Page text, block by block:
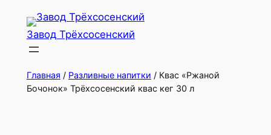
Перейти
содержимому
Завод Трёхсосенский
Главная / Разливные напитки / Квас «Ржаной
Бочонок» Трёхсосенский квас кег 30 л